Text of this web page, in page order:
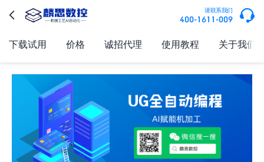
 请联系我们
400-1611-009 
下载试用 价格 诚招代理 使用教程 关于我们